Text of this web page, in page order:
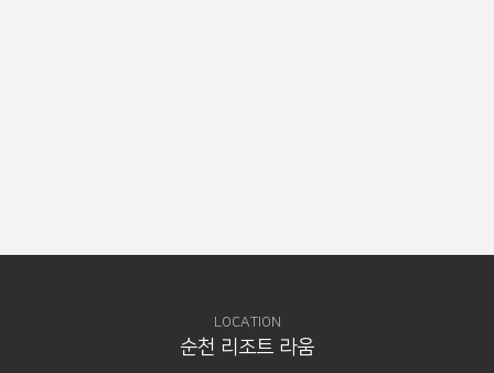
LOCATION
순천 리조트 라움